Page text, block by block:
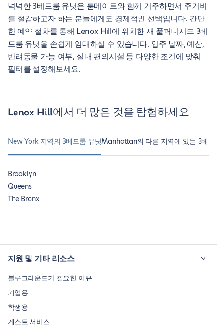
넉넉한 3베드룸 유닛은 룸메이트와 함께 거주하면서 주거비
를 절감하고자 하는 분들에게도 경제적인 선택입니다. 간단
한 예약 절차를 통해 Lenox Hill에 위치한 새 풀퍼니시드 3베
드룸 유닛을 손쉽게 임대하실 수 있습니다. 입주 날짜, 예산,
반려동물 가능 여부, 실내 편의시설 등 다양한 조건에 맞춰
필터를 설정해보세요.
Lenox Hill에서 더 많은 것을 탐험하세요
New York 지역의 3베드룸 유닛Manhattan의 다른 지역에 있는 3베드
Brooklyn
Queens
The Bronx
지원 및 기타 리소스
블루그라운드가 필요한 이유
기업용
학생용
게스트 서비스